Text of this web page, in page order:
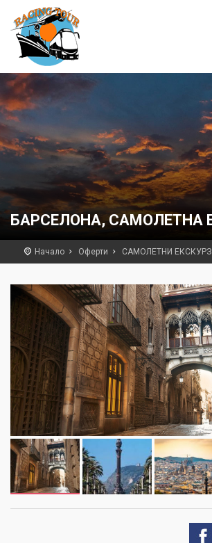
БАРСЕЛОНА, САМОЛЕТНА
Начало Оферти САМОЛЕТНИ